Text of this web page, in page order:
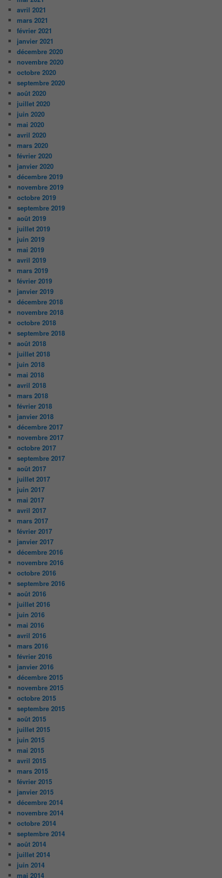
avril 2021
mars 2021
février 2021
janvier 2021
décembre 2020
novembre 2020
octobre 2020
septembre 2020
août 2020
juillet 2020
juin 2020
mai 2020
avril 2020
mars 2020
février 2020
janvier 2020
décembre 2019
novembre 2019
octobre 2019
septembre 2019
août 2019
juillet 2019
juin 2019
mai 2019
avril 2019
mars 2019
février 2019
janvier 2019
décembre 2018
novembre 2018
octobre 2018
septembre 2018
août 2018
juillet 2018
juin 2018
mai 2018
avril 2018
mars 2018
février 2018
janvier 2018
décembre 2017
novembre 2017
octobre 2017
septembre 2017
août 2017
juillet 2017
juin 2017
mai 2017
avril 2017
mars 2017
février 2017
janvier 2017
décembre 2016
novembre 2016
octobre 2016
septembre 2016
août 2016
juillet 2016
juin 2016
mai 2016
avril 2016
mars 2016
février 2016
janvier 2016
décembre 2015
novembre 2015
octobre 2015
septembre 2015
août 2015
juillet 2015
juin 2015
mai 2015
avril 2015
mars 2015
février 2015
janvier 2015
décembre 2014
novembre 2014
octobre 2014
septembre 2014
août 2014
juillet 2014
juin 2014
mai 2014